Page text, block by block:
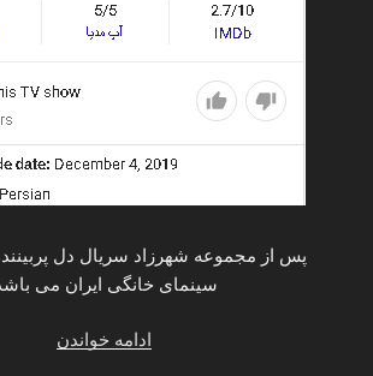
پس از مجموعه شهرزاد سریال دل
سینمای خانگی ایران می
ادامه خواندن